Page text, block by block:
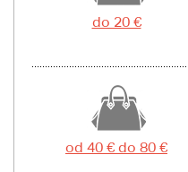
do 20 €
od 40 € do 80 €